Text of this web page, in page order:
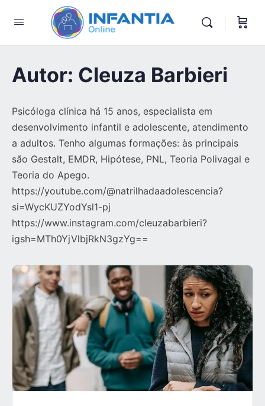
Autor: Cleuza Barbieri
Psicóloga clínica há 15 anos, especialista em
desenvolvimento infantil e adolescente, atendimento
a adultos. Tenho algumas formações: às principais
são Gestalt, EMDR, Hipótese, PNL, Teoria Polivagal e
Teoria do Apego.
https://youtube.com/@natrilhadaadolescencia?
si=WycKUZYodYsl1-pj
https://www.instagram.com/cleuzabarbieri?
igsh=MTh0YjVlbjRkN3gzYg==